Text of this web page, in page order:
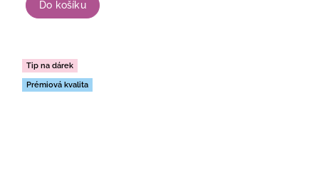
Do košíku
Tip na dárek
Prémiová kvalita